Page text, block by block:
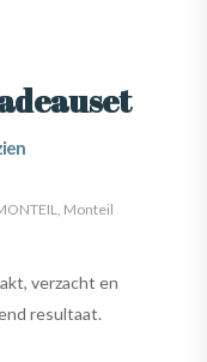
Monteil
verzacht en
resultaat.